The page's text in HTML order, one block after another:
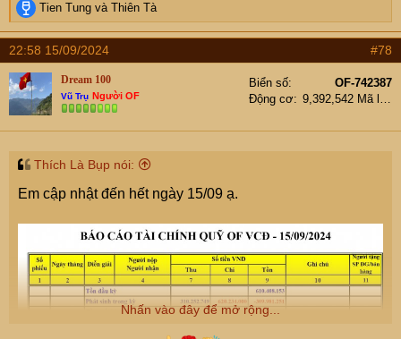
R
e
a
c
t
i
o
n
s
Tien Tung và Thiên Tà
22:58 15/09/2024 #78
Dream 100
Vũ Trụ Người OF
Biển số
OF-742387
Động cơ
9,392,542 Mã lực
Thích Là Bụp nói:
Em cập nhật đến hết ngày 15/09 ạ.
Nhấn vào đây để mở rộng...